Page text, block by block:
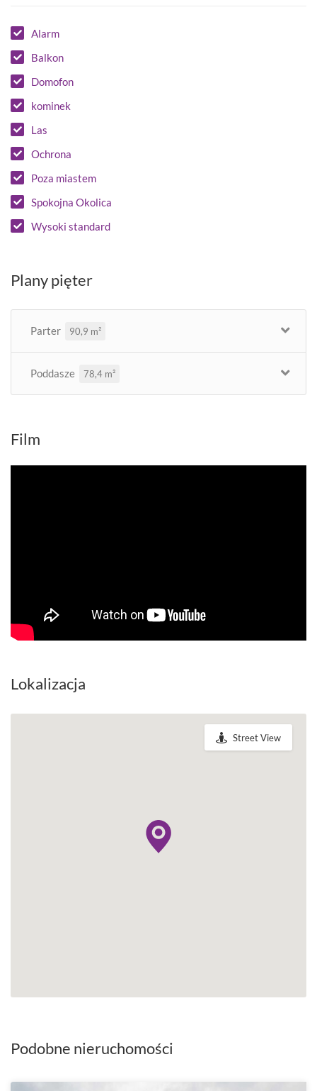
Alarm
Balkon
Domofon
kominek
Las
Ochrona
Poza miastem
Spokojna Okolica
Wysoki standard
Plany pięter
Parter 90,9 m²
Poddasze 78,4 m²
Film
Lokalizacja
Street View
Podobne nieruchomości